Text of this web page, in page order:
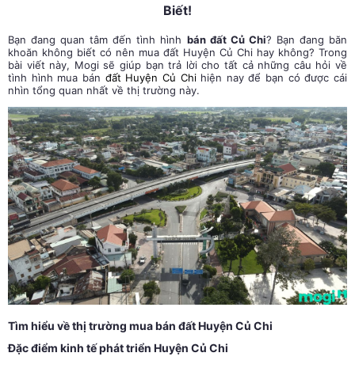
Biết!
Bạn đang quan tâm đến tình hình bán đất Củ Chi? Bạn đang băn
khoăn không biết có nên mua đất Huyện Củ Chi hay không? Trong
bài viết này, Mogisẽ giúp bạn trả lời cho tất cả những câu hỏi về
tình hình mua bán đất Huyện Củ Chihiện nay để bạn có được cái
nhìn tổng quan nhất về thị trường này.
Tìm hiểu về thị trường mua bán đất Huyện Củ Chi
Đặc điểm kinh tế phát triển Huyện Củ Chi